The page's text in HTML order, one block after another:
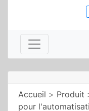
Accueil > Produit
pour